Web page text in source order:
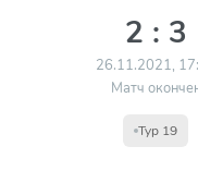
2 : 3
26.11.2021,
Матч
Тур 19